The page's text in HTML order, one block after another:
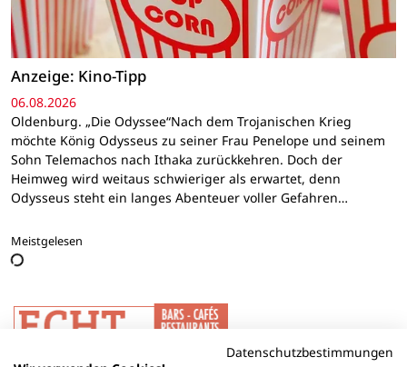
Anzeige: Kino-Tipp
06.08.2026
Oldenburg. „Die Odyssee“Nach dem Trojanischen Krieg
möchte König Odysseus zu seiner Frau Penelope und seinem
Sohn Telemachos nach Ithaka zurückkehren. Doch der
Heimweg wird weitaus schwieriger als erwartet, denn
Odysseus steht ein langes Abenteuer voller Gefahren…
Meistgelesen
Datenschutzbestimmungen